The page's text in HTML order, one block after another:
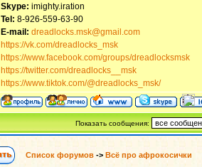
Skype: imighty.iration
Tel: 8-926-559-63-90
E-mail: dreadlocks.msk@gmail.com
https://vk.com/dreadlocks_msk
https://www.facebook.com/groups/dreadlocksmsk
https://twitter.com/dreadlocks__msk
https://www.tiktok.com/@dreadlocks_msk/
Показать сообщения:
Список форумов -> Всё про афрокосички